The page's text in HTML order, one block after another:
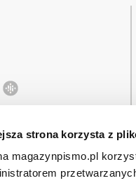
strona korzysta z
magazynpismo.pl